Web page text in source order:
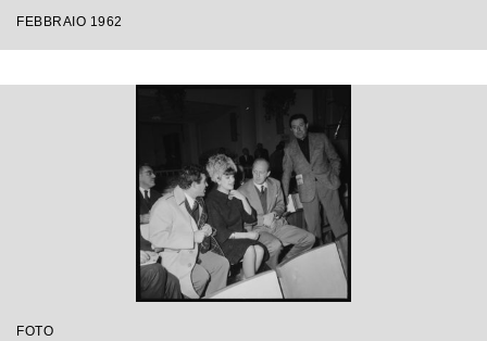
FEBBRAIO 1962
FOTO